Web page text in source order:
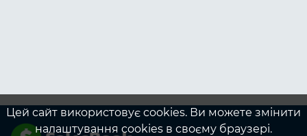
Цей сайт використовує cookies. Ви можете змінити
налаштування cookies в своєму браузері.